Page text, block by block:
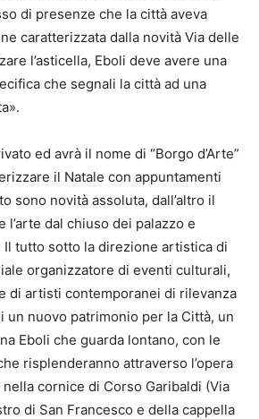
di presenze che la città aveva
caratterizzata dalla novità Via delle
l’asticella, Eboli deve avere una
che segnali la città ad una
ed avrà il nome di “Borgo d’Arte”
il Natale con appuntamenti
sono novità assoluta, dall’altro il
dal chiuso dei palazzo e
Il tutto sotto la direzione artistica di
organizzatore di eventi culturali,
di artisti contemporanei di rilevanza
un nuovo patrimonio per la Città, un
Eboli che guarda lontano, con le
risplenderanno attraverso l’opera
cornice di Corso Garibaldi (Via
di San Francesco e della cappella